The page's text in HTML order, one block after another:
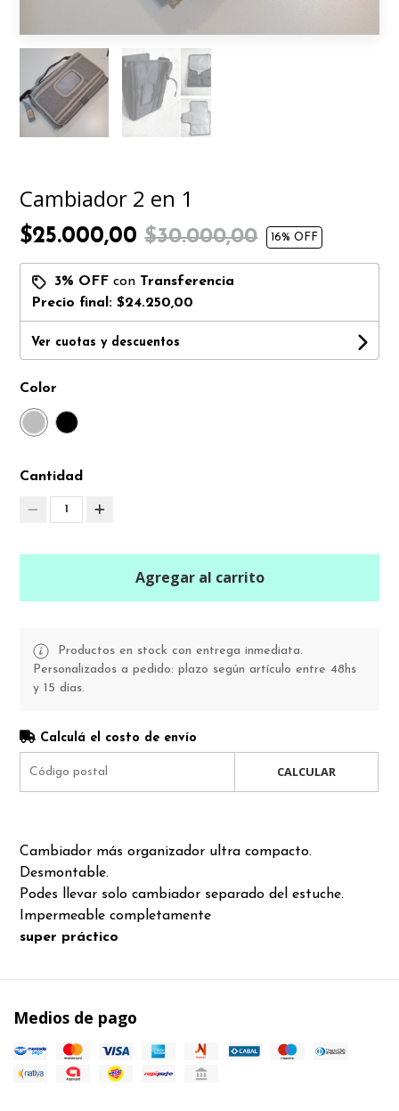
Cambiador 2 en 1
$25.000,00$30.000,00 16% OFF
3% OFF con Transferencia
Precio final:$24.250,00
Ver cuotas y descuentos
Color
Cantidad
1
Agregar al carrito
Productos en stock con entrega inmediata.
Personalizados a pedido: plazo según artículo entre 48hs
y 15 días.
Calculá el costo de envío
CALCULAR
Cambiador más organizador ultra compacto.
Desmontable.
Podes llevar solo cambiador separado del estuche.
Impermeable completamente
super práctico
Medios de pago